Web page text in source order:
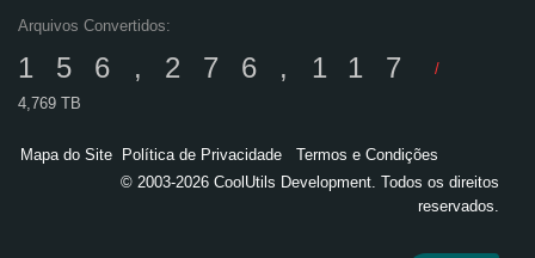
Arquivos Convertidos:
156,276,117
/
4,769 TB
Mapa do Site Política de Privacidade
Termos e Condições
© 2003-2026 CoolUtils Development. Todos os direitos
reservados.